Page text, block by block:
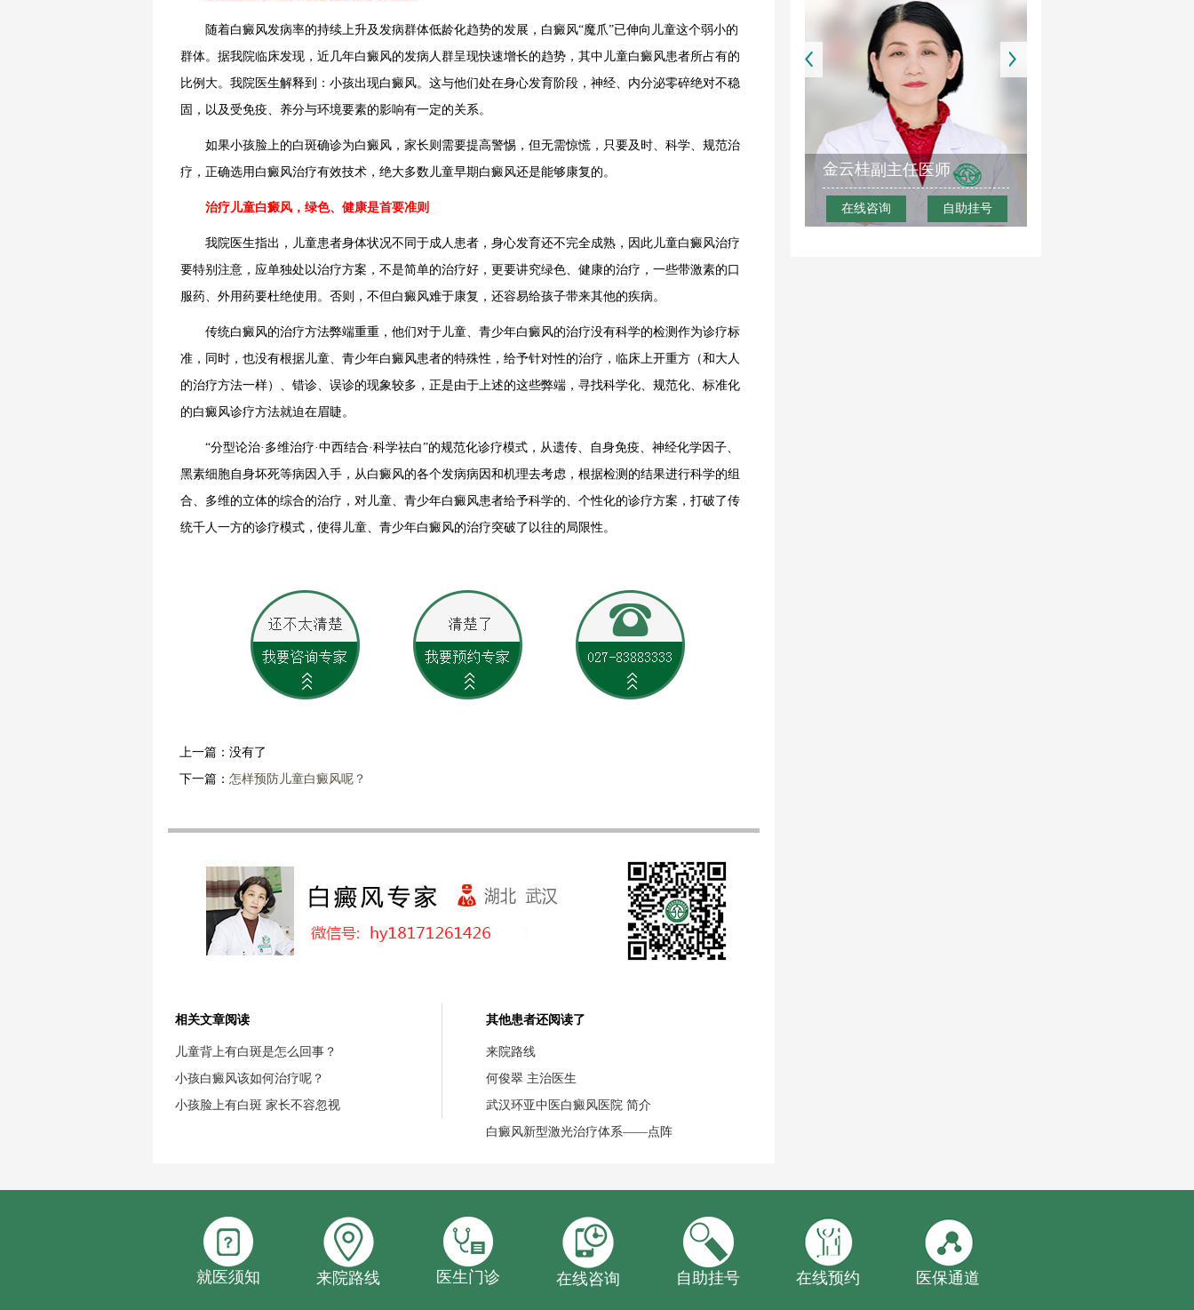
随着白癜风发病率的持续上升及发病群体低龄化趋势的发展，白癜风“魔爪”已伸向儿童这个弱小的
群体。据我院临床发现，近几年白癜风的发病人群呈现快速增长的趋势，其中儿童白癜风患者所占有的
比例大。我院医生解释到：小孩出现白癜风。这与他们处在身心发育阶段，神经、内分泌零碎绝对不稳
固，以及受免疫、养分与环境要素的影响有一定的关系。
如果小孩脸上的白斑确诊为白癜风，家长则需要提高警惕，但无需惊慌，只要及时、科学、规范治
疗，正确选用白癜风治疗有效技术，绝大多数儿童早期白癜风还是能够康复的。
治疗儿童白癜风，绿色、健康是首要准则
我院医生指出，儿童患者身体状况不同于成人患者，身心发育还不完全成熟，因此儿童白癜风治疗
要特别注意，应单独处以治疗方案，不是简单的治疗好，更要讲究绿色、健康的治疗，一些带激素的口
服药、外用药要杜绝使用。否则，不但白癜风难于康复，还容易给孩子带来其他的疾病。
传统白癜风的治疗方法弊端重重，他们对于儿童、青少年白癜风的治疗没有科学的检测作为诊疗标
准，同时，也没有根据儿童、青少年白癜风患者的特殊性，给予针对性的治疗，临床上开重方（和大人
的治疗方法一样）、错诊、误诊的现象较多，正是由于上述的这些弊端，寻找科学化、规范化、标准化
的白癜风诊疗方法就迫在眉睫。
“分型论治·多维治疗·中西结合·科学祛白”的规范化诊疗模式，从遗传、自身免疫、神经化学因子、
黑素细胞自身坏死等病因入手，从白癜风的各个发病病因和机理去考虑，根据检测的结果进行科学的组
合、多维的立体的综合的治疗，对儿童、青少年白癜风患者给予科学的、个性化的诊疗方案，打破了传
统千人一方的诊疗模式，使得儿童、青少年白癜风的治疗突破了以往的局限性。
上一篇：没有了
下一篇： 怎样预防儿童白癜风呢？
相关文章阅读
儿童背上有白斑是怎么回事？
小孩白癜风该如何治疗呢？
小孩脸上有白斑 家长不容忽视
其他患者还阅读了
来院路线
何俊翠 主治医生
武汉环亚中医白癜风医院 简介
白癜风新型激光治疗体系——点阵
金云桂副主任医师
在线咨询 自助挂号
就医须知 来院路线 医生门诊 在线咨询 自助挂号 在线预约 医保通道